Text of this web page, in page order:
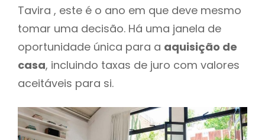
Tavira , este é o ano em que deve mesmo
tomar uma decisão. Há uma janela de
oportunidade única para a aquisição de
casa, incluindo taxas de juro com valores
aceitáveis para si.